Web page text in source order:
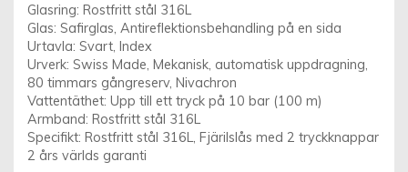
Glasring: Rostfritt stål 316L
Glas: Safirglas, Antireflektionsbehandling på en sida
Urtavla: Svart, Index
Urverk: Swiss Made, Mekanisk, automatisk uppdragning,
80 timmars gångreserv, Nivachron
Vattentäthet: Upp till ett tryck på 10 bar (100 m)
Armband: Rostfritt stål 316L
Specifikt: Rostfritt stål 316L, Fjärilslås med 2 tryckknappar
2 års världs garanti